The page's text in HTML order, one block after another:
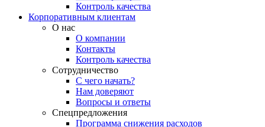
Контроль качества
Корпоративным клиентам
О нас
О компании
Контакты
Контроль качества
Сотрудничество
С чего начать?
Нам доверяют
Вопросы и ответы
Спецпредложения
Программа снижения расходов